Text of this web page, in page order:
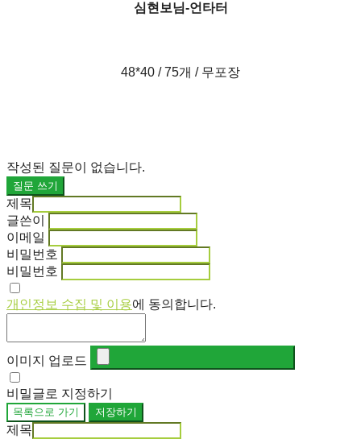
심현보님-언타터
48*40 / 75개 / 무포장
작성된 질문이 없습니다.
질문 쓰기
제목
글쓴이
이메일
비밀번호
비밀번호
개인정보 수집 및 이용에 동의합니다.
이미지 업로드
비밀글로 지정하기
목록으로 가기 저장하기
제목